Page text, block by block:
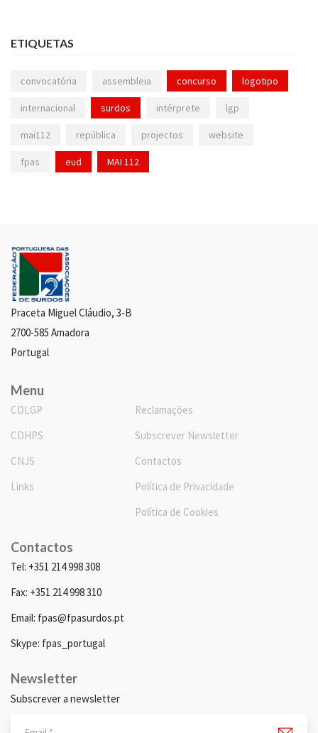
ETIQUETAS
convocatória assembleia concurso logotipo
internacional surdos intérprete lgp
mai112 república projectos website
fpas eud MAI 112
Praceta Miguel Cláudio, 3-B
2700-585 Amadora
Portugal
Menu
CDLGP
CDHPS
CNJS
Links
Reclamações
Subscrever Newsletter
Contactos
Política de Privacidade
Política de Cookies
Contactos
Tel: +351 214 998 308
Fax: +351 214 998 310
Email: fpas@fpasurdos.pt
Skype: fpas_portugal
Newsletter
Subscrever a newsletter